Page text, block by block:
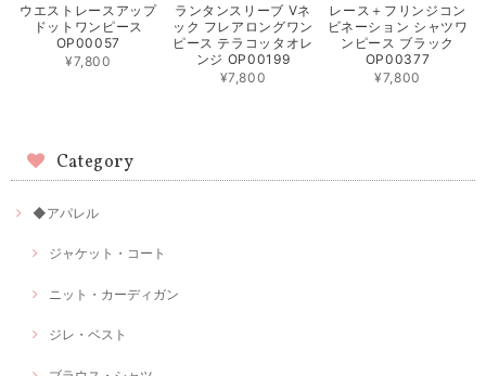
ウエストレースアップ
ドットワンピース
OP00057
¥7,800
ランタンスリーブ Vネ
ック フレアロングワン
ピース テラコッタオレ
ンジ OP00199
¥7,800
レース＋フリンジコン
ビネーション シャツワ
ンピース ブラック
OP00377
¥7,800
Category
◆アパレル
ジャケット・コート
ニット・カーディガン
ジレ・ベスト